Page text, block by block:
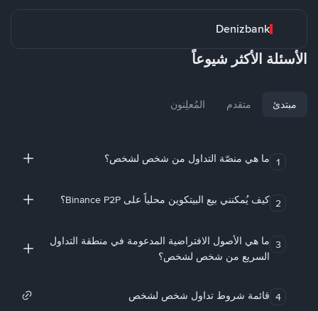
Denizbank
الأسئلة الأكثر شيوعاً
مبتدئ متقدم المُعلِنون
1 ما هي منصّة التداول من شخص لشخص؟
2 كيف يُمكنني بيع البيتكوين محلياً على Binance P2P؟
3 ما هي الأصول الافتراضية المدعومة في منطقة التداول
السريع من شخص لشخص؟
4 قائمة شروط تداول شخص لشخص